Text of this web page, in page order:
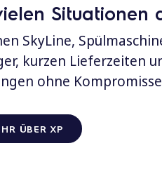
Situationen
SkyLine,
kurzen Lieferzeiten
ohne
ÜBER XP